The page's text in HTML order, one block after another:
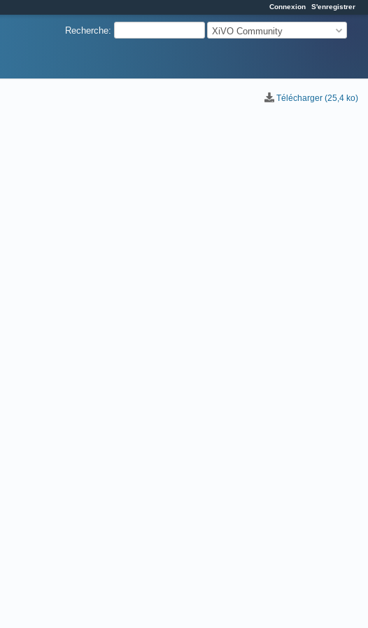
Connexion S'enregistrer
Recherche: XiVO Community
Télécharger (25,4 ko)